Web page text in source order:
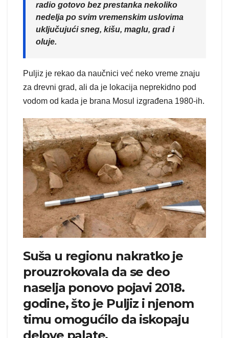
radio gotovo bez prestanka nekoliko
nedelja po svim vremenskim uslovima
uključujući sneg, kišu, maglu, grad i
oluje.
Puljiz je rekao da naučnici već neko vreme znaju
za drevni grad, ali da je lokacija neprekidno pod
vodom od kada je brana Mosul izgrađena 1980-ih.
Suša u regionu nakratko je
prouzrokovala da se deo
naselja ponovo pojavi 2018.
godine, što je Puljiz i njenom
timu omogućilo da iskopaju